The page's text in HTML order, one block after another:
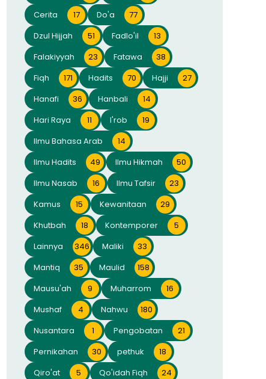
Cerita
17 Do'a
77
Dzul Hijjah
51 Fadlo'il
13
Falakiyyah
23 Fatawa
38
Fiqh
171 Hadits 70 Hajji
27
Hanafi
36 Hanbali
14
Hari Raya
11 I'rob
19
Ilmu Bahasa Arab
14
Ilmu Hadits
49 Ilmu Hikmah
50
Ilmu Nasab
16 Ilmu Tafsir
23
Kamus
15 Kewanitaan
29
Khutbah
18 Kontemporer
5
Lainnya
346 Maliki
33
Mantiq
35 Maulid
158
Mausu'ah
9 Muharrom
16
Mushaf
4 Nahwu
180
Nusantara
1 Pengobatan
21
Pernikahan
30 pethuk
18
Qiro'at
5 Qo'idah Fiqh
24